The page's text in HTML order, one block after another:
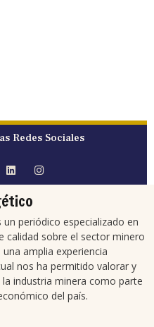
Redes Sociales
periódico especializado en
calidad sobre el sector minero
amplia experiencia
nos ha permitido valorar y
industria minera como parte
del país.